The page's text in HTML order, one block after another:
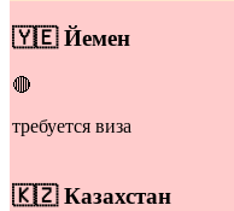
​🇾🇪Йемен
🔴
требуется виза
​🇰🇿Казахстан